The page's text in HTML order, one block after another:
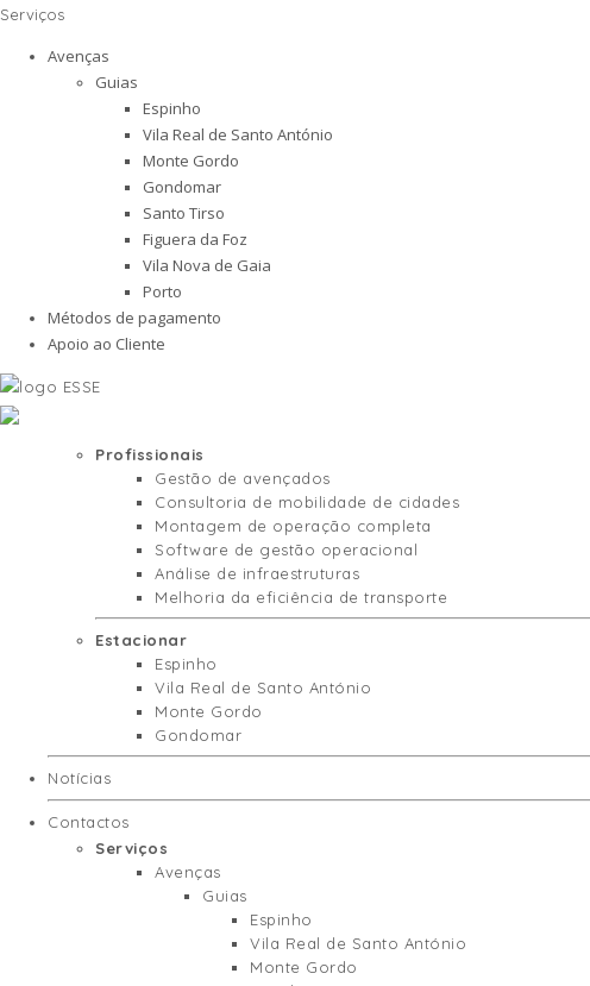
Serviços
Avenças
Guias
Espinho
Vila Real de Santo António
Monte Gordo
Gondomar
Santo Tirso
Figuera da Foz
Vila Nova de Gaia
Porto
Métodos de pagamento
Apoio ao Cliente
Profissionais
Gestão de avençados
Consultoria de mobilidade de cidades
Montagem de operação completa
Software de gestão operacional
Análise de infraestruturas
Melhoria da eficiência de transporte
Estacionar
Espinho
Vila Real de Santo António
Monte Gordo
Gondomar
Notícias
Contactos
Serviços
Avenças
Guias
Espinho
Vila Real de Santo António
Monte Gordo